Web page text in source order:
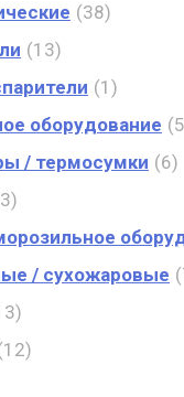
38
13
1
оборудование
/ термосумки
6
/ сухожаровые
12